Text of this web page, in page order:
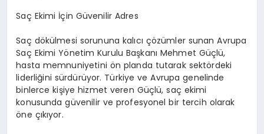
Saç Ekimi İçin Güvenilir Adres
Saç dökülmesi sorununa kalıcı çözümler sunan Avrupa
Saç Ekimi Yönetim Kurulu Başkanı Mehmet Güçlü,
hasta memnuniyetini ön planda tutarak sektördeki
liderliğini sürdürüyor. Türkiye ve Avrupa genelinde
binlerce kişiye hizmet veren Güçlü, saç ekimi
konusunda güvenilir ve profesyonel bir tercih olarak
öne çıkıyor.